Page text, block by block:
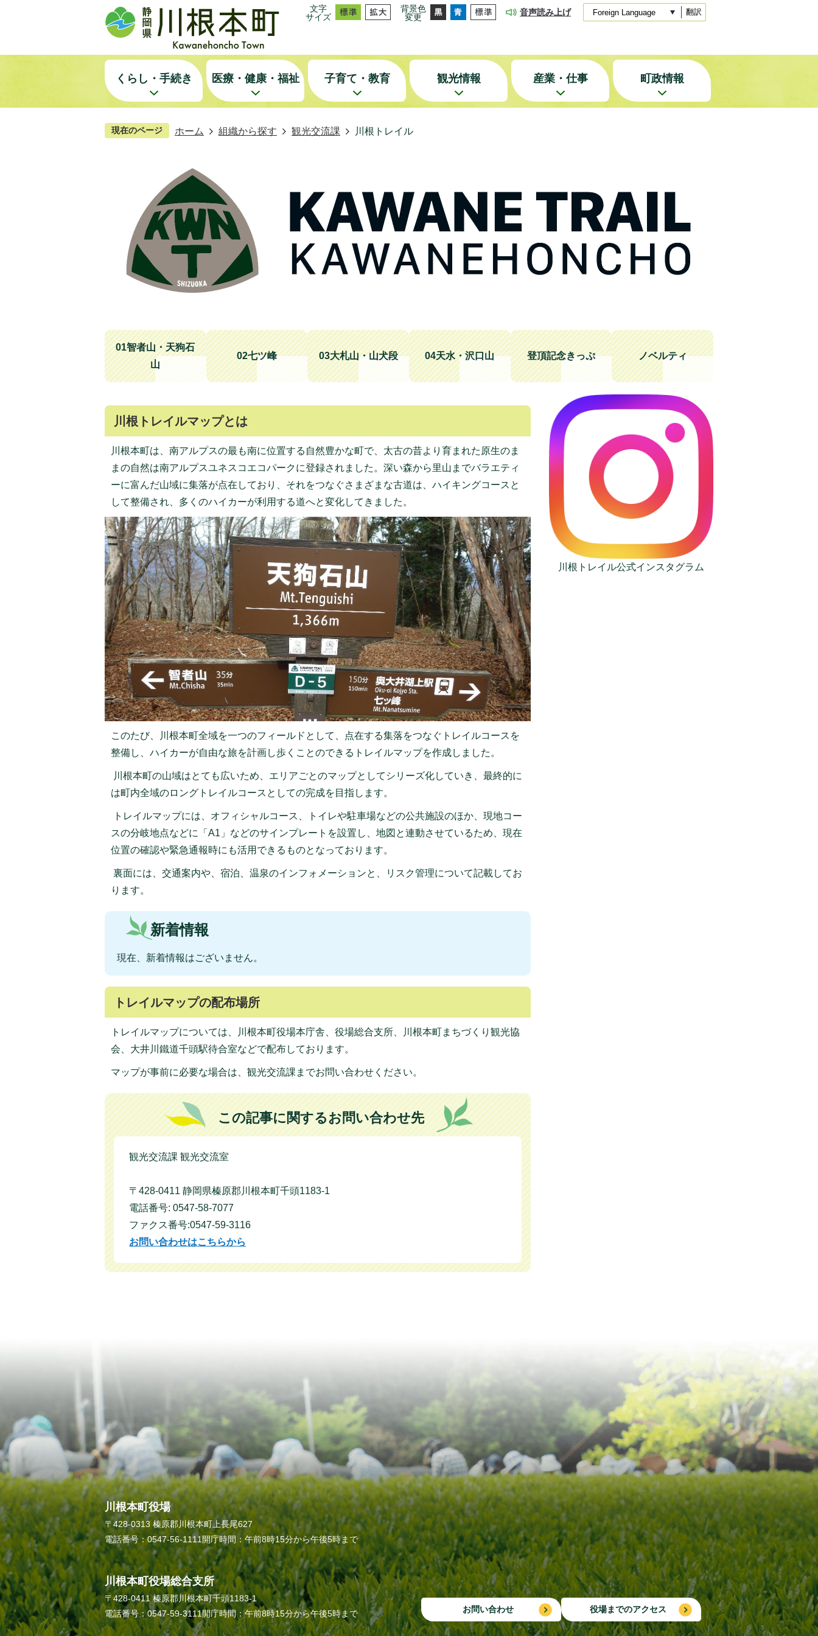
文字
サイズ
背景色
変更
音声読み上げ 翻訳
くらし・手続き 医療・健康・福祉 子育て・教育 観光情報 産業・仕事 町政情報
現在のページ ホーム 組織から探す 観光交流課 川根トレイル
ト
レ
イ
01智者山・天狗石
山
02七ツ峰 03大札山・山犬段 04天水・沢口山 登頂記念きっぷ ノベルティ
川根トレイルマップとは
川根本町は、南アルプスの最も南に位置する自然豊かな町で、太古の昔より育まれた原生のま
まの自然は南アルプスユネスコエコパークに登録されました。深い森から里山までバラエティ
ーに富んだ山域に集落が点在しており、それをつなぐさまざまな古道は、ハイキングコースと
して整備され、多くのハイカーが利用する道へと変化してきました。
このたび、川根本町全域を一つのフィールドとして、点在する集落をつなぐトレイルコースを
整備し、ハイカーが自由な旅を計画し歩くことのできるトレイルマップを作成しました。
川根本町の山域はとても広いため、エリアごとのマップとしてシリーズ化していき、最終的に
は町内全域のロングトレイルコースとしての完成を目指します。
トレイルマップには、オフィシャルコース、トイレや駐車場などの公共施設のほか、現地コー
スの分岐地点などに「A1」などのサインプレートを設置し、地図と連動させているため、現在
位置の確認や緊急通報時にも活用できるものとなっております。
裏面には、交通案内や、宿泊、温泉のインフォメーションと、リスク管理について記載してお
ります。
新着情報
現在、新着情報はございません。
トレイルマップの配布場所
トレイルマップについては、川根本町役場本庁舎、役場総合支所、川根本町まちづくり観光協
会、大井川鐵道千頭駅待合室などで配布しております。
マップが事前に必要な場合は、観光交流課までお問い合わせください。
この記事に関するお問い合わせ先
観光交流課 観光交流室
〒428-0411 静岡県榛原郡川根本町千頭1183-1
電話番号: 0547-58-7077
ファクス番号:0547-59-3116
お問い合わせはこちらから
川根トレイル公式インスタグラム
川根本町役場
〒428-0313 榛原郡川根本町上長尾627
電話番号：0547-56-1111開庁時間：午前8時15分から午後5時まで
川根本町役場総合支所
〒428-0411 榛原郡川根本町千頭1183-1
電話番号：0547-59-3111開庁時間：午前8時15分から午後5時まで お問い合わせ 役場までのアクセス